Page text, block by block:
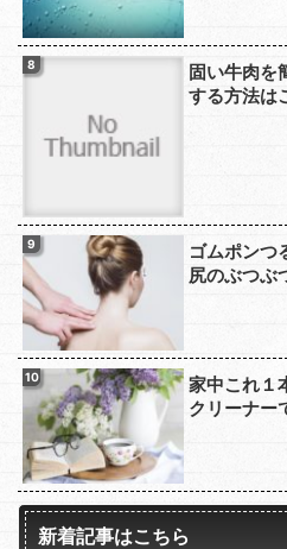
固い牛肉を
する方法は
ゴムポンつ
尻のぶつぶ
家中これ１
クリーナー
新着記事はこちら